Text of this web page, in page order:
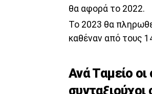
θα αφορά το 2022.
Το 2023 θα
καθέναν από τους
Ανά Ταμείο οι
συνταξιούχοι